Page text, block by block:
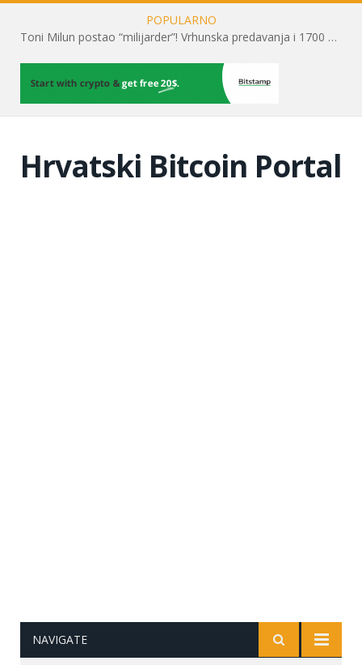
POPULARNO
Toni Milun postao “milijarder”! Vrhunska predavanja i 1700 posjetitelja obilježili su mjesec financijske pismenosti
Hrvatski Bitcoin Portal
NAVIGATE